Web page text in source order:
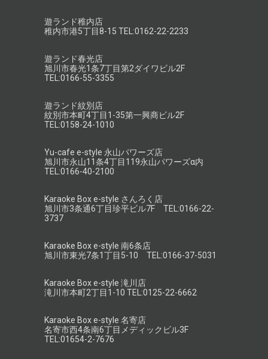
遊ランド稚内店
稚内市港5丁目8-15 TEL:0162-22-2233
遊ランド春光店
旭川市春光1条7丁目第2ダイワビル2F
TEL:0166-55-3355
遊ランド紋別店
紋別市本町4丁目1-35第一興商ビル2F
TEL:0158-24-1010
Yu-cafe e-style 永山パワーズ店
旭川市永山11条4丁目119永山パワーズα内
TEL:0166-40-2100
Karaoke Box e-style さんろく店
旭川市3条通6丁目珍平ビル7F TEL:0166-22-
3737
Karaoke Box e-style 南6条店
旭川市東光7条1丁目5-10 TEL:0166-37-5031
Karaoke Box e-style 滝川店
滝川市本町2丁目1-10 TEL:0125-22-6662
Karaoke Box e-style 名寄店
名寄市西4条南6丁目メディックビル3F
TEL:01654-2-7676